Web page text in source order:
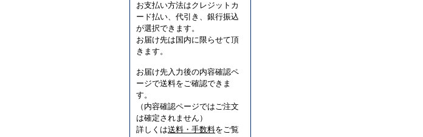
お支払い方法はクレジットカ
ード払い、代引き、銀行振込
が選択できます。
お届け先は国内に限らせて頂
きます。
お届け先入力後の内容確認ペ
ージで送料をご確認できま
す。
（内容確認ページではご注文
は確定されません）
詳しくは送料・手数料をご覧